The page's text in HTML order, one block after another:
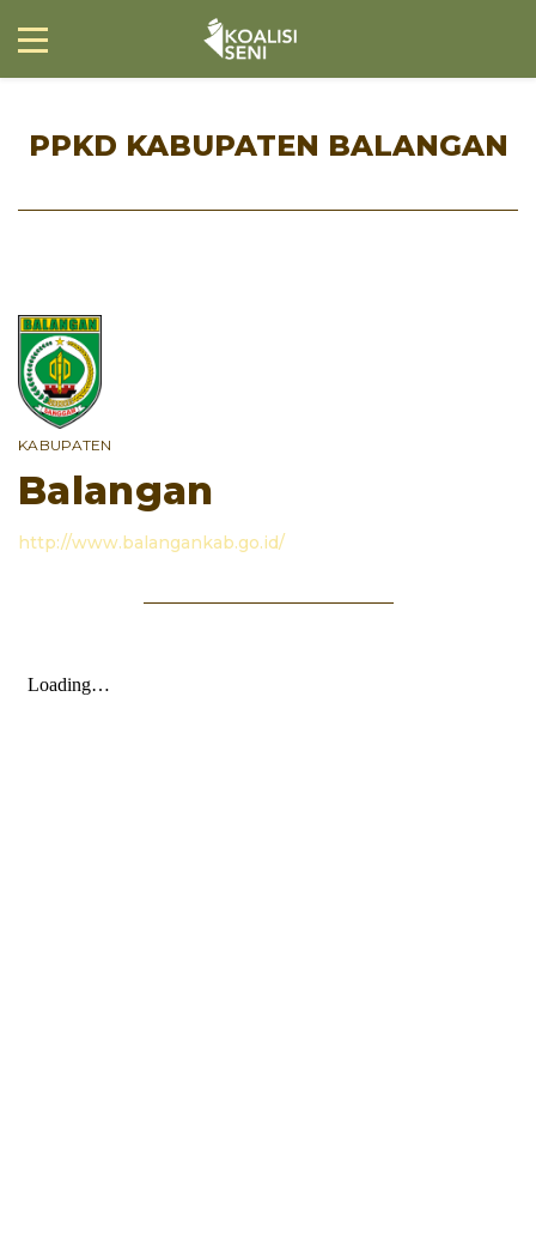
PPKD KABUPATEN BALANGAN
KABUPATEN
Balangan
http://www.balangankab.go.id/